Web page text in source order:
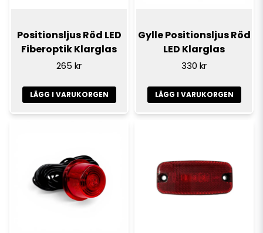
Positionsljus Röd LED
Fiberoptik Klarglas
265 kr
LÄGG I VARUKORGEN
Gylle Positionsljus Röd
LED Klarglas
330 kr
LÄGG I VARUKORGEN